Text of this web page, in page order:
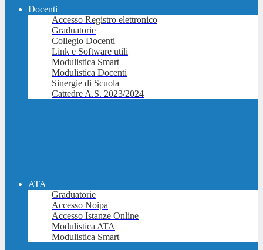
Docenti
Accesso Registro elettronico
Graduatorie
Collegio Docenti
Link e Software utili
Modulistica Smart
Modulistica Docenti
Sinergie di Scuola
Cattedre A.S. 2023/2024
ATA
Graduatorie
Accesso Noipa
Accesso Istanze Online
Modulistica ATA
Modulistica Smart